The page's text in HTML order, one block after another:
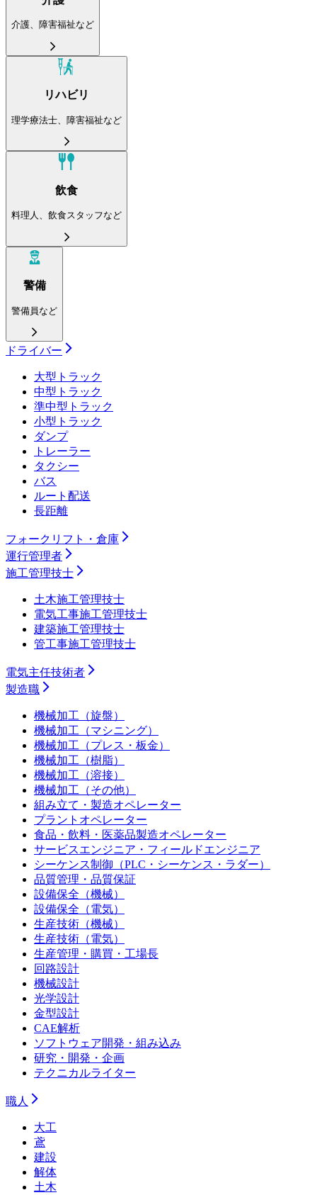
介護、障害福祉など
リハビリ
理学療法士、障害福祉など
飲食
料理人、飲食スタッフなど
警備
警備員など
ドライバー
大型トラック
中型トラック
準中型トラック
小型トラック
ダンプ
トレーラー
タクシー
バス
ルート配送
長距離
フォークリフト・倉庫
運行管理者
施工管理技士
土木施工管理技士
電気工事施工管理技士
建築施工管理技士
管工事施工管理技士
電気主任技術者
製造職
機械加工（旋盤）
機械加工（マシニング）
機械加工（プレス・板金）
機械加工（樹脂）
機械加工（溶接）
機械加工（その他）
組み立て・製造オペレーター
プラントオペレーター
食品・飲料・医薬品製造オペレーター
サービスエンジニア・フィールドエンジニア
シーケンス制御（PLC・シーケンス・ラダー）
品質管理・品質保証
設備保全（機械）
設備保全（電気）
生産技術（機械）
生産技術（電気）
生産管理・購買・工場長
回路設計
機械設計
光学設計
金型設計
CAE解析
ソフトウェア開発・組み込み
研究・開発・企画
テクニカルライター
職人
大工
鳶
建設
解体
土木